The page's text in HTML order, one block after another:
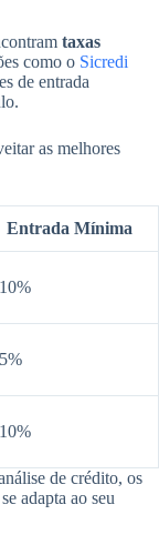
taxas
como o Sicredi
de entrada
as melhores
Entrada Mínima
10%
5%
10%
de crédito, os
adapta ao seu